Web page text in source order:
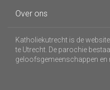
Over ons
Katholiekutrecht is de
te Utrecht. De parochie
geloofsgemeenschappen en